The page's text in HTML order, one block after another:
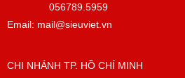
056789.5959
Email: mail@sieuviet.vn
CHI NHÁNH TP. HỒ CHÍ MINH